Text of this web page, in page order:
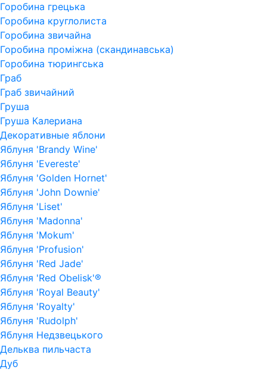
Горобина грецька
Горобина круглолиста
Горобина звичайна
Горобина проміжна (скандинавська)
Горобина тюрингська
Граб
Граб звичайний
Груша
Груша Калериана
Декоративные яблони
Яблуня 'Brandy Wine'
Яблуня 'Evereste'
Яблуня 'Golden Hornet'
Яблуня 'John Downie'
Яблуня 'Liset'
Яблуня 'Madonna'
Яблуня 'Mokum'
Яблуня 'Profusion'
Яблуня 'Red Jade'
Яблуня 'Red Obelisk'®
Яблуня 'Royal Beauty'
Яблуня 'Royalty'
Яблуня 'Rudolph'
Яблуня Недзвецького
Дельква пильчаста
Дуб